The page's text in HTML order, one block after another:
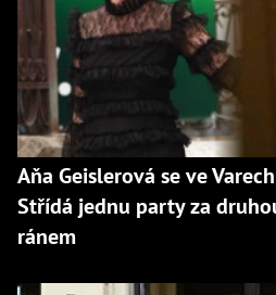
Aňa Geislerová se ve
Střídá jednu party za
ránem